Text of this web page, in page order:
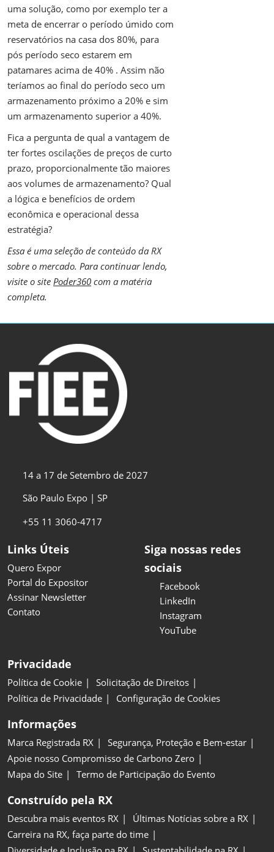
uma solução, como por exemplo ter a
meta de encerrar o período úmido com
reservatórios na casa dos 80%, para
pós período seco estarem em
patamares acima de 40% . Assim não
teríamos ao final do período seco um
armazenamento próximo a 20% e sim
um armazenamento superior a 40%.
Fica a pergunta de qual a vantagem de
ter fortes oscilações de preços de curto
prazo, proporcionalmente tão maiores
aos volumes de armazenamento? Qual
a lógica e benefícios de ordem
econômica e operacional dessa
estratégia?
Essa é uma seleção de conteúdo da RX
sobre o mercado. Para continuar lendo,
visite o site Poder360 com a matéria
completa.
14 a 17 de Setembro de 2027
São Paulo Expo | SP
+55 11 3060-4717
Links Úteis
Quero Expor
Portal do Expositor
Assinar Newsletter
Contato
Siga nossas redes
sociais
Facebook
LinkedIn
Instagram
YouTube
Privacidade
Política de Cookie
Solicitação de Direitos
Política de Privacidade
Configuração de Cookies
Informações
Marca Registrada RX
Segurança, Proteção e Bem-estar
Apoie nosso Compromisso de Carbono Zero
Mapa do Site
Termo de Participação do Evento
Construído pela RX
Descubra mais eventos RX
Últimas Notícias sobre a RX
Carreira na RX, faça parte do time